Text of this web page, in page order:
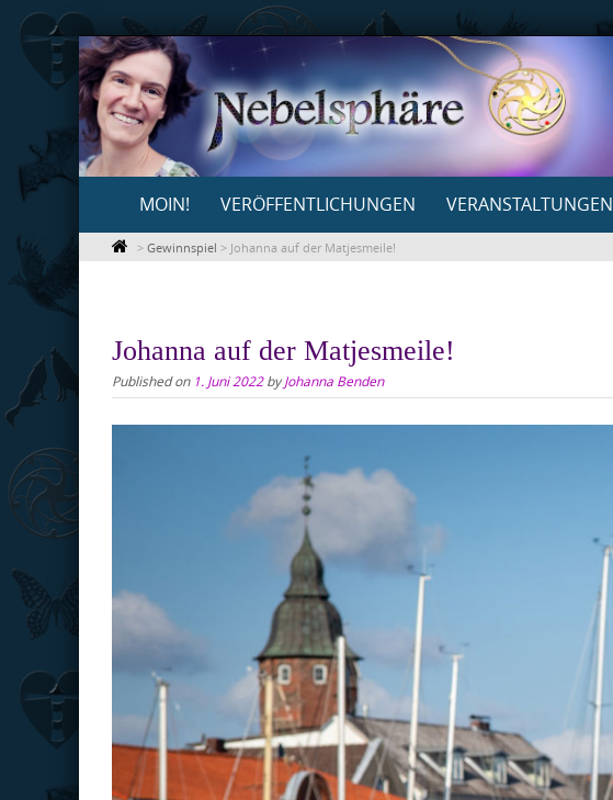
Skip
to
content
content
MOIN! VERÖFFENTLICHUNGEN VERANSTALTUNGEN
> Gewinnspiel > Johanna auf der Matjesmeile!
Johanna auf der Matjesmeile!
Published on 1. Juni 2022byJohanna Benden